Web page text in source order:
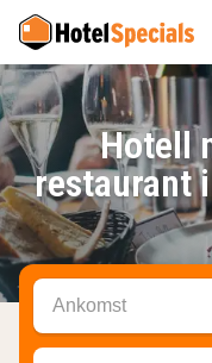
Hotell
restaurant
Ankomst